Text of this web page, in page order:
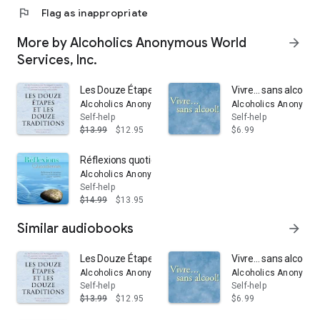
flag Flag as inappropriate
More by Alcoholics Anonymous World
Services, Inc.
arrow_forward
Les Douze Étapes et les Douze Traditions: Le «
Alcoholics Anonymous World Services, Inc.
Self-help
$13.99
$12.95
Vivre... sans
Alcoholics
Self-help
$6.99
Réflexions quotidiennes: Un livre de réflexions par les
Alcoholics Anonymous World Services, Inc.
Self-help
$14.99
$13.95
Similar audiobooks arrow_forward
Les Douze Étapes et les Douze Traditions: Le «
Alcoholics Anonymous World Services, Inc.
Self-help
$13.99
$12.95
Vivre... sans
Alcoholics
Self-help
$6.99